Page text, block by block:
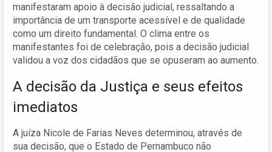
manifestaram apoio à decisão judicial, ressaltando a
importância de um transporte acessível e de qualidade
como um direito fundamental. O clima entre os
manifestantes foi de celebração, pois a decisão judicial
validou a voz dos cidadãos que se opuseram ao aumento.
A decisão da Justiça e seus efeitos
imediatos
A juíza Nicole de Farias Neves determinou, através de
sua decisão, que o Estado de Pernambuco não